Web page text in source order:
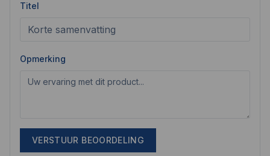
Titel
Opmerking
VERSTUUR BEOORDELING